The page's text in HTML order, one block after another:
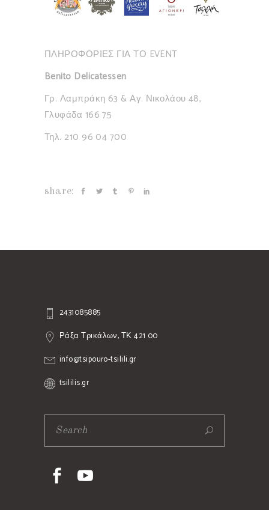
ΠΛΗΡΟΦΟΡΙΕΣ ΓΙΑ ΤΟ EVENT
Benito Delicatessen
Γρ. Λαμπράκη 63 & Αγ. Νικολάου 48,
Γλυφάδα 166 75
Τηλ. 210 96 04 700
share:
2431085885
Ράξα Τρικάλων, ΤΚ 421 00
info@tsipouro-tsilili.gr
tsililis.gr